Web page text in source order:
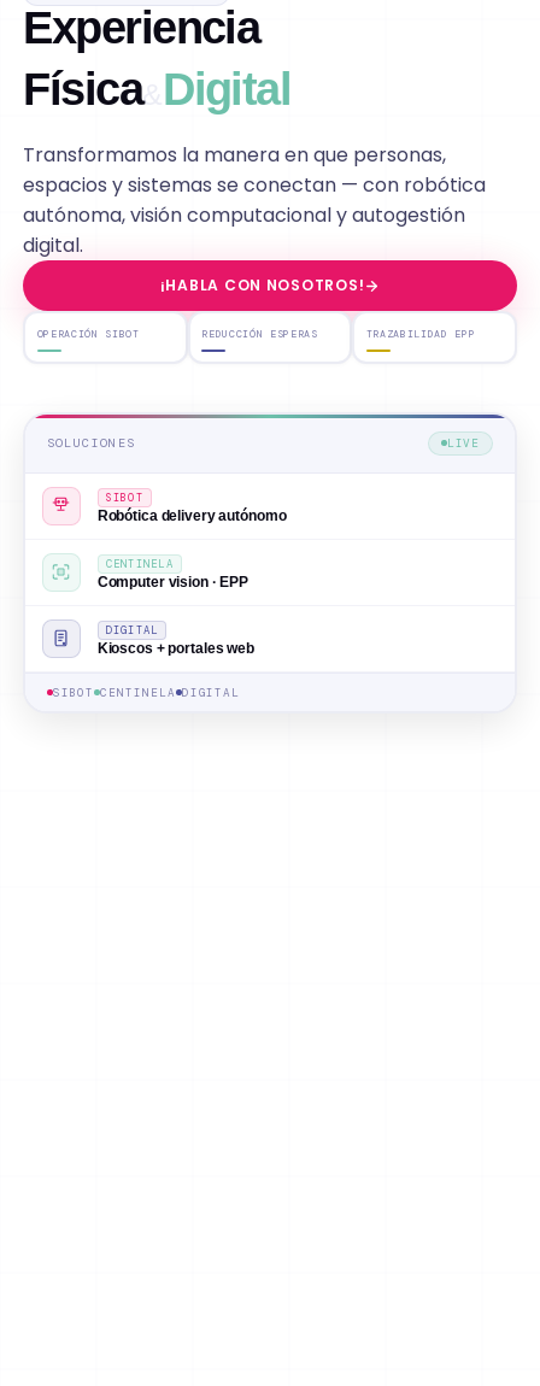
Experiencia
Física& Digital
Transformamos la manera en que personas,
espacios y sistemas se conectan — con robótica
autónoma,visión computacional y autogestión
digital.
¡HABLA CON NOSOTROS!
OPERACIÓN SIBOT REDUCCIÓN ESPERAS TRAZABILIDAD EPP
SOLUCIONES LIVE
SIBOT
Robótica delivery autónomo
CENTINELA
Computer vision · EPP
DIGITAL
Kioscos + portales web
SIBOT CENTINELA DIGITAL